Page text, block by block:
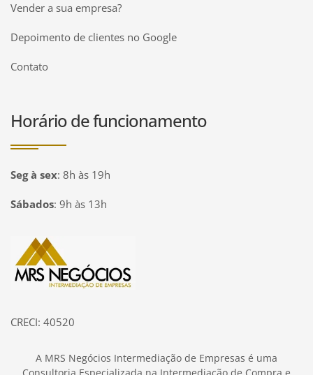
Vender a sua empresa?
Depoimento de clientes no Google
Contato
Horário de funcionamento
Seg à sex: 8h às 19h
Sábados: 9h às 13h
Página inicial
CRECI: 40520
A MRS Negócios Intermediação de Empresas é uma